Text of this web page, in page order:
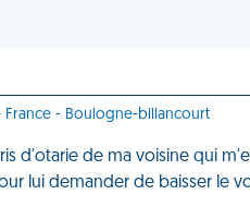
France - Boulogne-billancourt
d'otarie de ma voisine qui
lui demander de baisser le